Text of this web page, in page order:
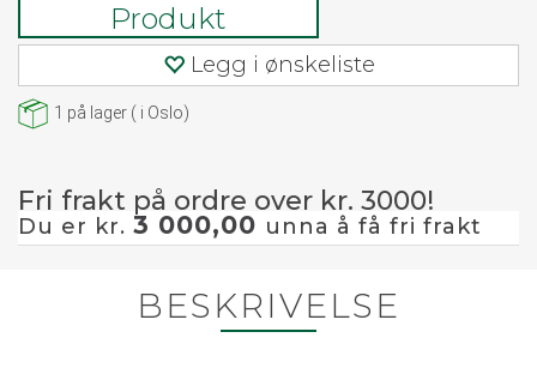
Produkt
Legg i ønskeliste
1 på lager ( i Oslo)
Fri frakt på ordre over kr. 3000!
Du er kr. 3 000,00 unna å få fri frakt
BESKRIVELSE